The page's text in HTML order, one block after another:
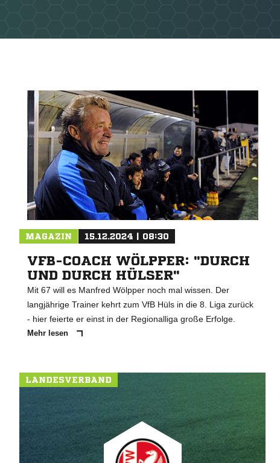
MAGAZIN 15.12.2024 | 08:30
VFB-COACH WÖLPPER: "DURCH
UND DURCH HÜLSER"
Mit 67 will es Manfred Wölpper noch mal wissen. Der
langjährige Trainer kehrt zum VfB Hüls in die 8. Liga zurück
- hier feierte er einst in der Regionalliga große Erfolge.
Mehr lesen
LANDESVERBAND